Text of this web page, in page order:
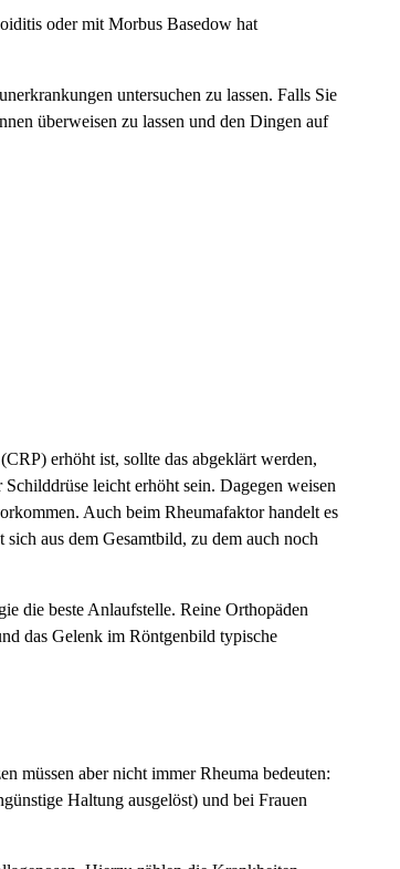
oder mit Morbus Basedow hat
untersuchen zu lassen. Falls Sie
überweisen zu lassen und den Dingen auf
erhöht ist, sollte das abgeklärt werden,
leicht erhöht sein. Dagegen weisen
Auch beim Rheumafaktor handelt es
aus dem Gesamtbild, zu dem auch noch
die beste Anlaufstelle. Reine Orthopäden
das Gelenk im Röntgenbild typische
müssen aber nicht immer Rheuma bedeuten:
Haltung ausgelöst) und bei Frauen